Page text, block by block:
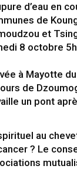
d’eau en
de
et
8 octobre 5h
à Mayotte
de
un pont
au
? Le